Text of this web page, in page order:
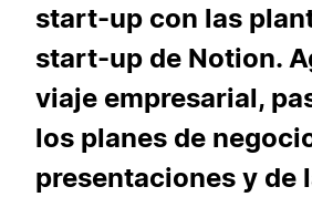
start-up con las
start-up de Notion.
viaje empresarial,
los planes de
presentaciones y de